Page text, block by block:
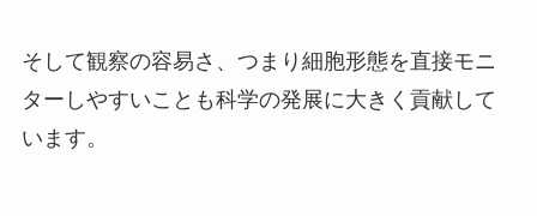
そして観察の容易さ、つまり細胞形態を直接モニ
ターしやすいことも科学の発展に大きく貢献して
います。